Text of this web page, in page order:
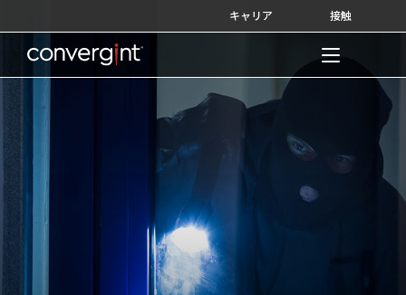
to
content
キャリア 接触
Home